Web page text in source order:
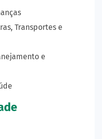
Transportes e
e